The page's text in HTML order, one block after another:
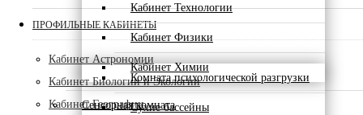
Кабинет Технологии
Кабинет Физики
Кабинет Химии
Сенсорная комната
Комната психологической разгрузки
Сухие бассейны
ПРОФИЛЬНЫЕ КАБИНЕТЫ
Кабинет Астрономии
Кабинет Биологии и Экологии
Кабинет Географии